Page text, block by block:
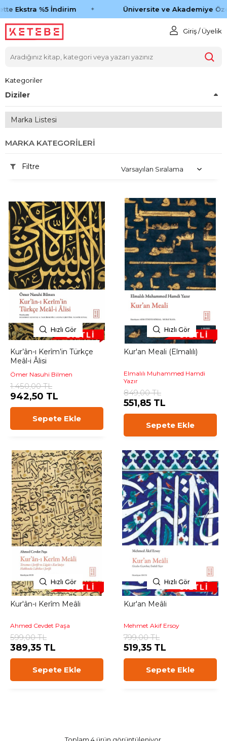
Ekstra %5 İndirim Üniversite ve Akademiye
Giriş / Üyelik
Kategoriler
Diziler
Marka Listesi
MARKA KATEGORILERI
Filtre
Hızlı Gör
Kur’ân-ı Kerîm’in Türkçe
Meâl-i Âlisi
Ömer Nasuhi Bilmen
1.450,00 TL
942,50 TL
Sepete Ekle
Hızlı Gör
Kur'an Meali (Elmalılı)
Elmalılı Muhammed Hamdi
Yazır
849,00 TL
551,85 TL
Sepete Ekle
Hızlı Gör
Kur'ân-ı Kerîm Meâli
Ahmed Cevdet Paşa
599,00 TL
389,35 TL
Sepete Ekle
Hızlı Gör
Kur'an Meâli
Mehmet Akif Ersoy
799,00 TL
519,35 TL
Sepete Ekle